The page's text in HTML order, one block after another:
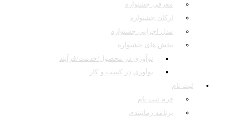
معرفی جشنواره
ارکان جشنواره
مدل اجرایی جشنواره
بخش های جشنواره
نوآوری در محصول/خدمت/فرآیند
نوآوری در کسب و کار
ثبت نام
فرم ثبت نام
برنامه زمانبندی